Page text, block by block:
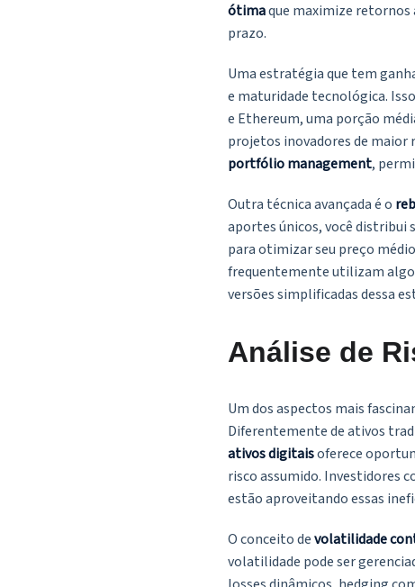
ótimaque maximize retornos
prazo.
Uma estratégia que tem
e maturidade tecnológica.
e Ethereum, uma porção
projetos inovadores de maior
portfólio management,
Outra técnica avançada é o
aportes únicos, você distribui
para otimizar seu preço
frequentemente utilizam
versões simplificadas dessa
Análise de
Um dos aspectos mais
Diferentemente de ativos
ativos digitaisoferece
risco assumido. Investidores
estão aproveitando essas
O conceito devolatilidade
volatilidade pode ser